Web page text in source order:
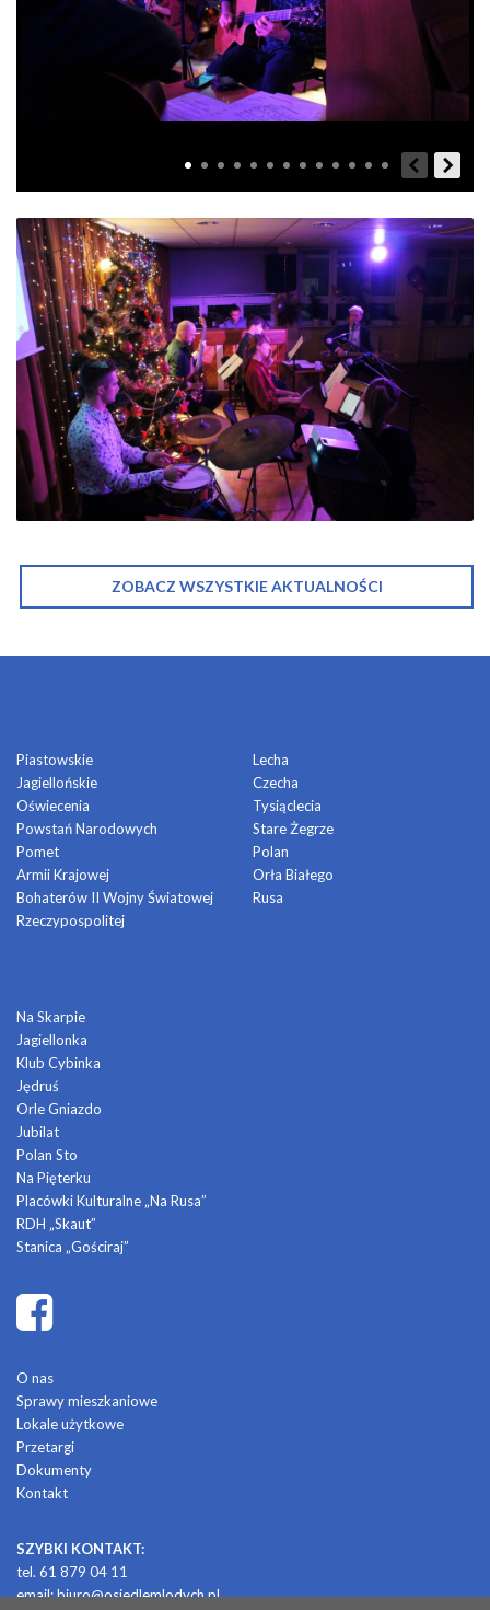
ZOBACZ WSZYSTKIE AKTUALNOŚCI
Piastowskie
Jagiellońskie
Oświecenia
Powstań Narodowych
Pomet
Armii Krajowej
Bohaterów II Wojny Światowej
Rzeczypospolitej
Lecha
Czecha
Tysiąclecia
Stare Żegrze
Polan
Orła Białego
Rusa
Na Skarpie
Jagiellonka
Klub Cybinka
Jędruś
Orle Gniazdo
Jubilat
Polan Sto
Na Pięterku
Placówki Kulturalne „Na Rusa”
RDH „Skaut”
Stanica „Gościraj”
O nas
Sprawy mieszkaniowe
Lokale użytkowe
Przetargi
Dokumenty
Kontakt
SZYBKI KONTAKT:
tel. 61 879 04 11
email:biuro@osiedlemlodych.pl